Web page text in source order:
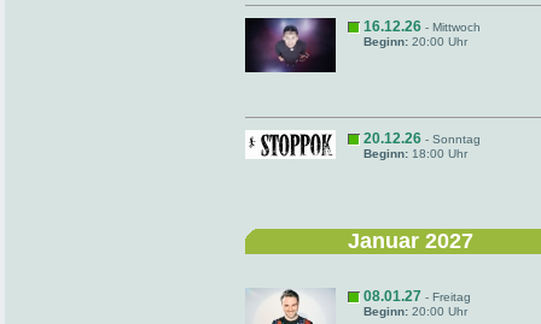
16.12.26 - Mittwoch
Beginn: 20:00 Uhr
20.12.26 - Sonntag
Beginn: 18:00 Uhr
Januar 2027
08.01.27 - Freitag
Beginn: 20:00 Uhr